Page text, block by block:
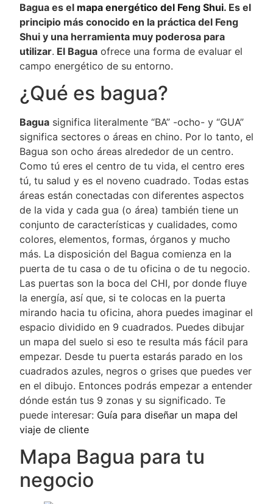
Bagua es el mapa energético del Feng Shui. Es el
principio más conocido en la práctica del Feng
Shui y una herramienta muy poderosa para
utilizar. El Bagua ofrece una forma de evaluar el
campo energético de su entorno.
¿Qué es bagua?
Bagua significa literalmente “BA” -ocho- y “GUA”
significa sectores o áreas en chino. Por lo tanto, el
Bagua son ocho áreas alrededor de un centro.
Como tú eres el centro de tu vida, el centro eres
tú, tu salud y es el noveno cuadrado. Todas estas
áreas están conectadas con diferentes aspectos
de la vida y cada gua (o área) también tiene un
conjunto de características y cualidades, como
colores, elementos, formas, órganos y mucho
más. La disposición del Bagua comienza en la
puerta de tu casa o de tu oficina o de tu negocio.
Las puertas son la boca del CHI, por donde fluye
la energía, así que, si te colocas en la puerta
mirando hacia tu oficina, ahora puedes imaginar el
espacio dividido en 9 cuadrados. Puedes dibujar
un mapa del suelo si eso te resulta más fácil para
empezar. Desde tu puerta estarás parado en los
cuadrados azules, negros o grises que puedes ver
en el dibujo. Entonces podrás empezar a entender
dónde están tus 9 zonas y su significado. Te
puede interesar: Guía para diseñar un mapa del
viaje de cliente
Mapa Bagua para tu
negocio